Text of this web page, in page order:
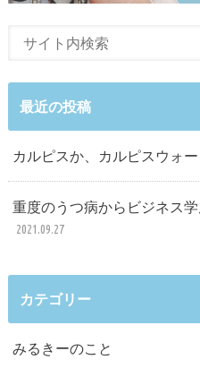
最近の投稿
カルピスか、カルピスウォー
重度のうつ病からビジネス
2021.09.27
カテゴリー
みるきーのこと